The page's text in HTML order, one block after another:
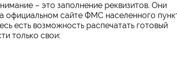
– это заполнение реквизитов. Они
официальном сайте ФМС населенного
есть возможность распечатать готовый
только свои: